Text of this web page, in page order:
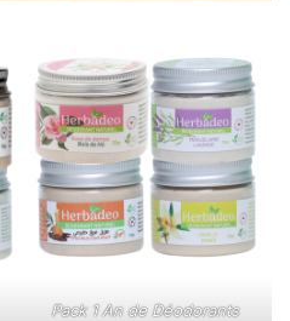
Pack 1 An de Déodorants